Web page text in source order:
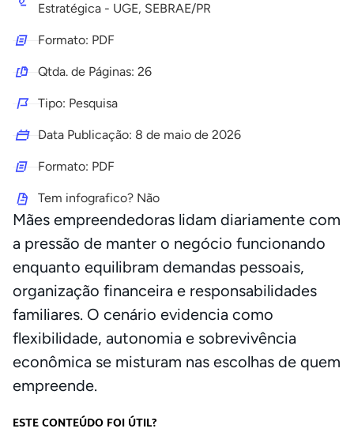
Estratégica - UGE, SEBRAE/PR
Formato: PDF
Qtda. de Páginas: 26
Tipo: Pesquisa
Data Publicação: 8 de maio de 2026
Formato: PDF
Tem infografico? Não
Mães empreendedoras lidam diariamente com
a pressão de manter o negócio funcionando
enquanto equilibram demandas pessoais,
organização financeira e responsabilidades
familiares. O cenário evidencia como
flexibilidade, autonomia e sobrevivência
econômica se misturam nas escolhas de quem
empreende.
ESTE CONTEÚDO FOI ÚTIL?